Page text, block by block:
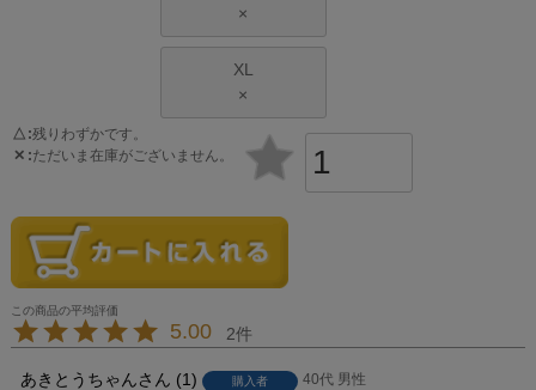
×
XL
×
△ 残りわずかです。
✕ ただいま在庫がございません。
5.00 2
あきとうちゃん 1 購入者 40代 男性